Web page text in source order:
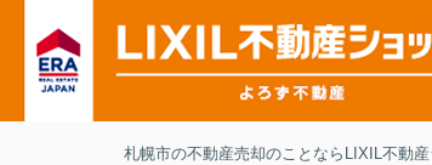
札幌市の不動産売却のことならLIXIL不動